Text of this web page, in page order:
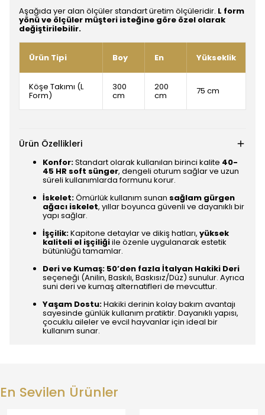
Aşağıda yer alan ölçüler standart üretim ölçüleridir. L form
yönü ve ölçüler müşteri isteğine göre özel olarak
değiştirilebilir.
Ürün Tipi Boy En Yükseklik
Köşe Takımı (L
Form)
300
cm
200
cm 75 cm
Ürün Özellikleri
Konfor:Standart olarak kullanılan birinci kalite 40-
45 HR soft sünger, dengeli oturum sağlar ve uzun
süreli kullanımlarda formunu korur.
İskelet:Ömürlük kullanım sunan sağlam gürgen
ağacı iskelet, yıllar boyunca güvenli ve dayanıklı bir
yapı sağlar.
İşçilik:Kapitone detaylar ve dikiş hatları, yüksek
kaliteli el işçiliğiile özenle uygulanarak estetik
bütünlüğü tamamlar.
Deri ve Kumaş: 50’den fazla İtalyan Hakiki Deri
seçeneği (Anilin, Baskılı, Baskısız/Düz) sunulur. Ayrıca
suni deri ve kumaş alternatifleri de mevcuttur.
Yaşam Dostu:Hakiki derinin kolay bakım avantajı
sayesinde günlük kullanım pratiktir. Dayanıklı yapısı,
çocuklu aileler ve evcil hayvanlar için ideal bir
kullanım sunar.
En Sevilen Ürünler